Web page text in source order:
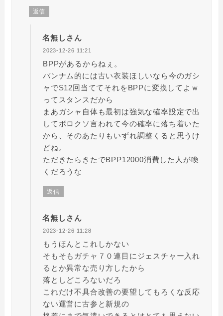
返信
名無しさん
2023-12-26 11:21
BPPがあるからねぇ。
バンナム的には古い衣装ほしいなら今のガシ
ャでS12回当ててそれをBPPに変換してよｗ
ってスタンスだから
まあガシャ自体も最初は強気な確率設定で出
してボロクソ言われて今の確率に落ち着いた
から、そのあたりもいずれ調整くると思うけ
どね。
ただきたらきたでBPP12000消費した人が喚
くだろうな
返信
名無しさん
2023-12-26 11:28
もうほんとこれしかない
そもそもガチャ７０連目にジェスチャー入れ
るとか異常な売り方したから
落としどころないだろ
これだけ不具合改善の要望してもろくな反応
ない運営に古参と新規の